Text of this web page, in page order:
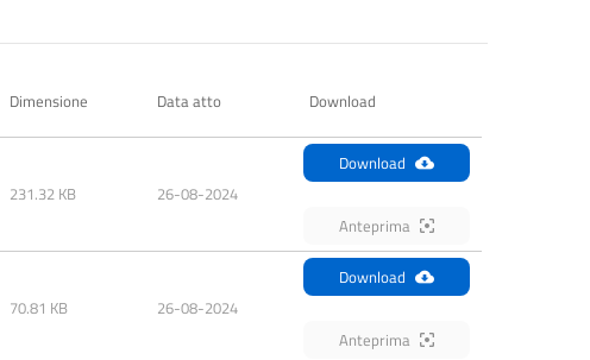
Dimensione Data atto Download
231.32 KB 26-08-2024
Download
Anteprima
70.81 KB 26-08-2024
Download
Anteprima